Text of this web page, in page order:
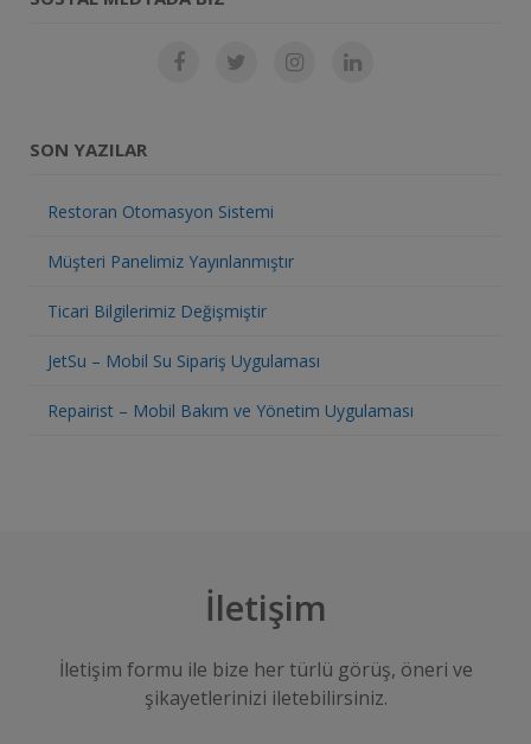
SON YAZILAR
Restoran Otomasyon Sistemi
Müşteri Panelimiz Yayınlanmıştır
Ticari Bilgilerimiz Değişmiştir
JetSu – Mobil Su Sipariş Uygulaması
Repairist – Mobil Bakım ve Yönetim Uygulaması
İletişim
İletişim formu ile bize her türlü görüş, öneri ve
şikayetlerinizi iletebilirsiniz.